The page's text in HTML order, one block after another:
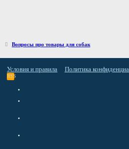
Вопросы про товары для собак
Условия и правила Политика
RSS